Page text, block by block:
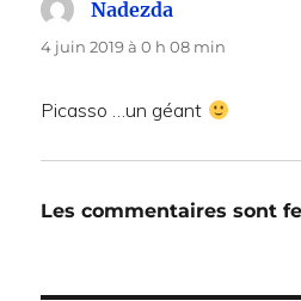
Nadezda
4 juin 2019 à 0 h 08 min
Picasso …un géant
Les commentaires sont